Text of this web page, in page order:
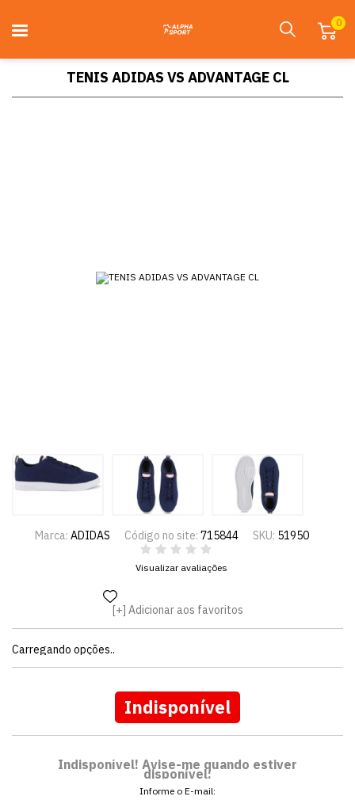
0
TENIS ADIDAS VS ADVANTAGE CL
Marca: ADIDAS Código no site: 715844 SKU: 51950
Visualizar avaliações
Adicionar aos favoritos
Carregando opções..
Indisponível
Indisponível! Avise-me quando estiver
disponível:
Informe o E-mail: